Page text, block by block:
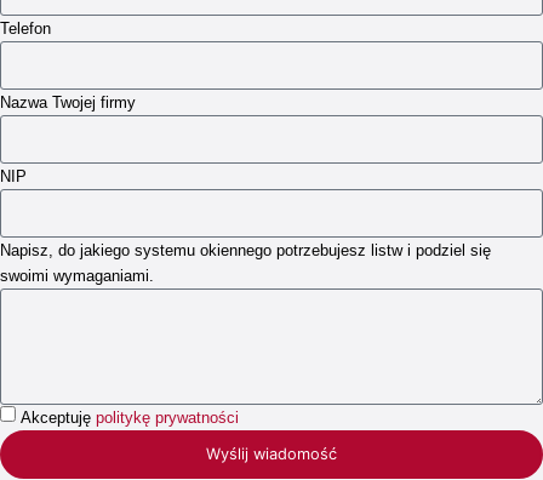
Telefon
Nazwa Twojej firmy
NIP
Napisz, do jakiego systemu okiennego potrzebujesz listw i podziel się
swoimi wymaganiami.
Akceptuję politykę prywatności
Wyślij wiadomość